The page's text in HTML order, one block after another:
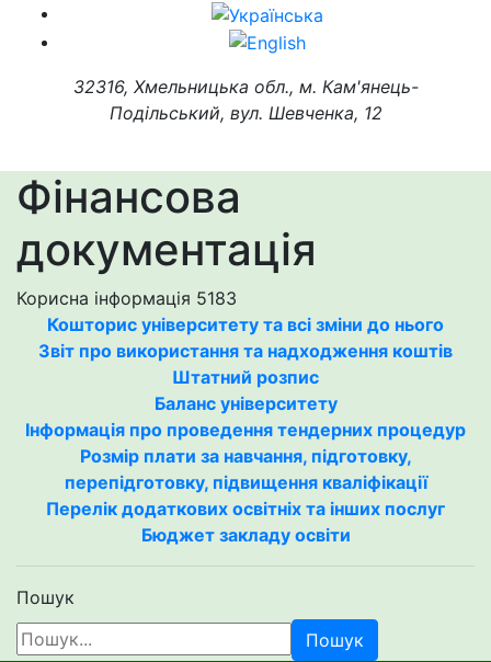
32316, Хмельницька обл., м. Кам'янець-
Подільський, вул. Шевченка, 12
Фінансова
документація
Корисна інформація 5183
Кошторис університету та всі зміни до нього
Звіт про використання та надходження коштів
Штатний розпис
Баланс університету
Інформація про проведення тендерних процедур
Розмір плати за навчання, підготовку,
перепідготовку, підвищення кваліфікації
Перелік додаткових освітніх та інших послуг
Бюджет закладу освіти
Пошук
Пошук